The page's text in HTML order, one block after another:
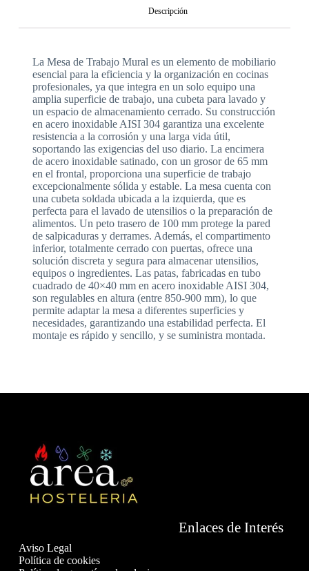
Descripción
La Mesa de Trabajo Mural es un elemento de mobiliario
esencial para la eficiencia y la organización en cocinas
profesionales, ya que integra en un solo equipo una
amplia superficie de trabajo, una cubeta para lavado y
un espacio de almacenamiento cerrado. Su construcción
en acero inoxidable AISI 304 garantiza una excelente
resistencia a la corrosión y una larga vida útil,
soportando las exigencias del uso diario. La encimera
de acero inoxidable satinado, con un grosor de 65 mm
en el frontal, proporciona una superficie de trabajo
excepcionalmente sólida y estable. La mesa cuenta con
una cubeta soldada ubicada a la izquierda, que es
perfecta para el lavado de utensilios o la preparación de
alimentos. Un peto trasero de 100 mm protege la pared
de salpicaduras y derrames. Además, el compartimento
inferior, totalmente cerrado con puertas, ofrece una
solución discreta y segura para almacenar utensilios,
equipos o ingredientes. Las patas, fabricadas en tubo
cuadrado de 40×40 mm en acero inoxidable AISI 304,
son regulables en altura (entre 850-900 mm), lo que
permite adaptar la mesa a diferentes superficies y
necesidades, garantizando una estabilidad perfecta. El
montaje es rápido y sencillo, y se suministra montada.
Enlaces de Interés
Aviso Legal
Política de cookies